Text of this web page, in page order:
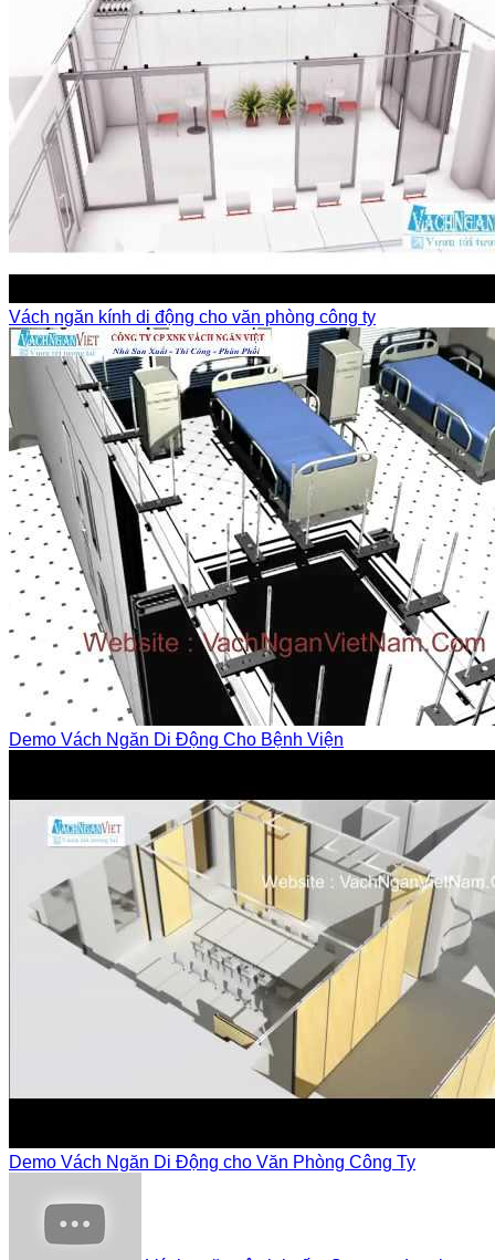
Vách ngăn kính di động cho văn phòng công ty
Demo Vách Ngăn Di Động Cho Bệnh Viện
Demo Vách Ngăn Di Động cho Văn Phòng Công Ty